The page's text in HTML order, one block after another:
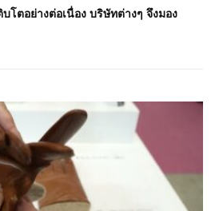
โตอย่างต่อเนื่อง บริษัทต่างๆ จึงมอง